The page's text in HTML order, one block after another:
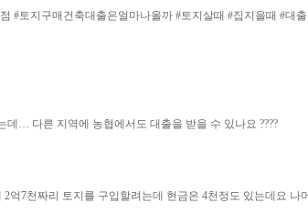
점 #토지구매건축대출은얼마나올까 #토지살때 #집지을때 #대
… 다른 지역에 농협에서도 대출을 받을 수 있나요 ????
억7천짜리 토지를 구입할려는데 현금은 4천정도 있는데요 나